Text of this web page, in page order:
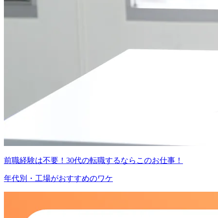
前職経験は不要！30代の転職するならこのお仕事！
年代別・工場がおすすめのワケ